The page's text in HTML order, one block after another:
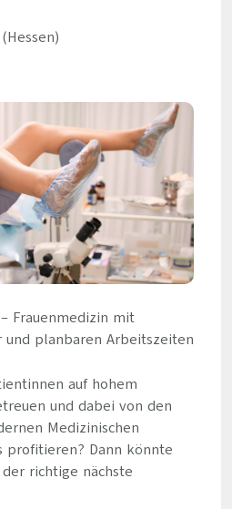
Frauenmedizin mit
und planbaren Arbeitszeiten
auf hohem
und dabei von den
Medizinischen
profitieren? Dann könnte
richtige nächste